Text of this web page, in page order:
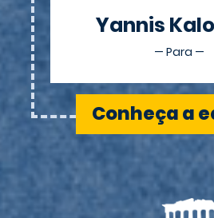
Yannis
— Para —
Conheça a